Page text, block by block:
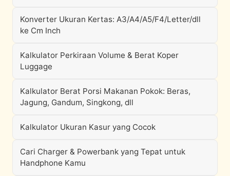
Konverter Ukuran Kertas: A3/A4/A5/F4/Letter/dll
ke Cm Inch
Kalkulator Perkiraan Volume & Berat Koper
Luggage
Kalkulator Berat Porsi Makanan Pokok: Beras,
Jagung, Gandum, Singkong, dll
Kalkulator Ukuran Kasur yang Cocok
Cari Charger & Powerbank yang Tepat untuk
Handphone Kamu